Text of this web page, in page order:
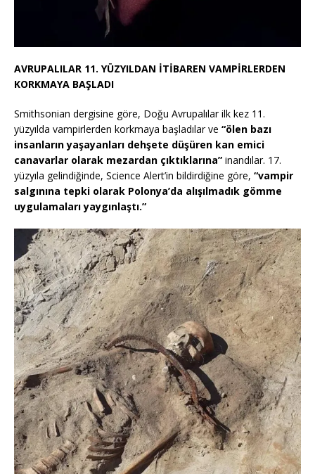
AVRUPALILAR 11. YÜZYILDAN İTİBAREN VAMPİRLERDEN
KORKMAYA BAŞLADI
Smithsonian dergisine göre, Doğu Avrupalılar ilk kez 11.
yüzyılda vampirlerden korkmaya başladılar ve “ölen bazı
insanların yaşayanları dehşete düşüren kan emici
canavarlar olarak mezardan çıktıklarına” inandılar. 17.
yüzyıla gelindiğinde, Science Alert’in bildirdiğine göre, “vampir
salgınına tepki olarak Polonya’da alışılmadık gömme
uygulamaları yaygınlaştı.”